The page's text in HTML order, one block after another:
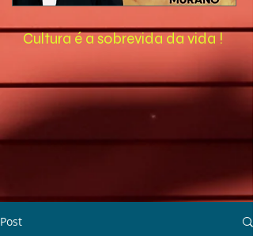
Cultura é a sobrevida da vida !
Post